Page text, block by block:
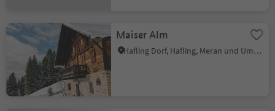
Maiser Alm
Hafling Dorf, Hafling, Meran und Umgebung